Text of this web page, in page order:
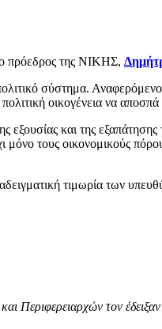
ο πρόεδρος της ΝΙΚΗΣ,
σύστημα.
οικογένεια να αποσπά
εξουσίας και της
τους οικονομικούς
τιμωρία των
Περιφερειαρχών τον